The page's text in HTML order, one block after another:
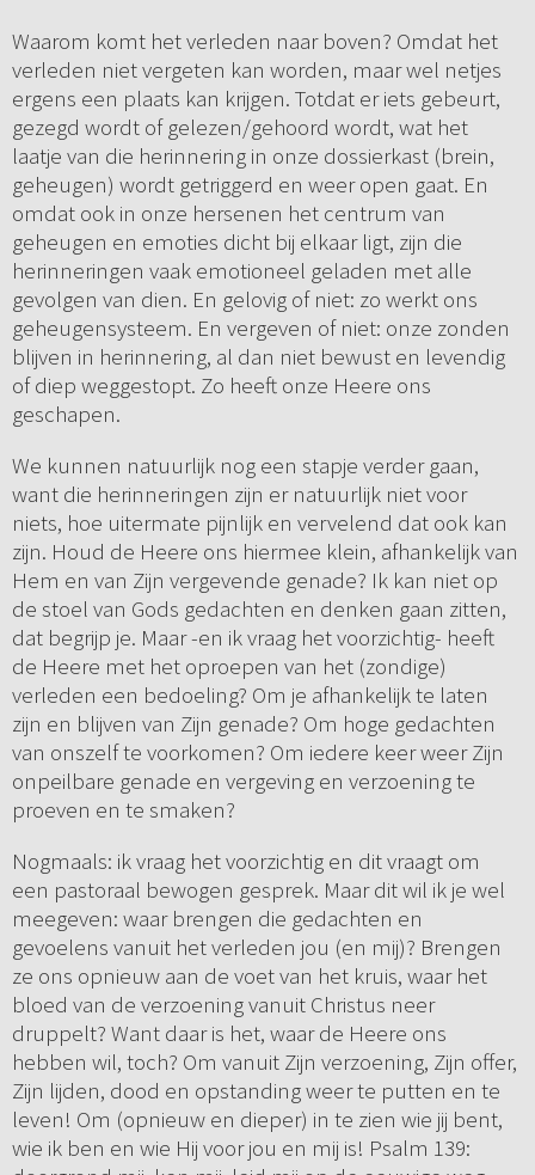
Waarom komt het verleden naar boven? Omdat het
verleden niet vergeten kan worden, maar wel netjes
ergens een plaats kan krijgen. Totdat er iets gebeurt,
gezegd wordt of gelezen/gehoord wordt, wat het
laatje van die herinnering in onze dossierkast (brein,
geheugen) wordt getriggerd en weer open gaat. En
omdat ook in onze hersenen het centrum van
geheugen en emoties dicht bij elkaar ligt, zijn die
herinneringen vaak emotioneel geladen met alle
gevolgen van dien. En gelovig of niet: zo werkt ons
geheugensysteem. En vergeven of niet: onze zonden
blijven in herinnering, al dan niet bewust en levendig
of diep weggestopt. Zo heeft onze Heere ons
geschapen.
We kunnen natuurlijk nog een stapje verder gaan,
want die herinneringen zijn er natuurlijk niet voor
niets, hoe uitermate pijnlijk en vervelend dat ook kan
zijn. Houd de Heere ons hiermee klein, afhankelijk van
Hem en van Zijn vergevende genade? Ik kan niet op
de stoel van Gods gedachten en denken gaan zitten,
dat begrijp je. Maar -en ik vraag het voorzichtig- heeft
de Heere met het oproepen van het (zondige)
verleden een bedoeling? Om je afhankelijk te laten
zijn en blijven van Zijn genade? Om hoge gedachten
van onszelf te voorkomen? Om iedere keer weer Zijn
onpeilbare genade en vergeving en verzoening te
proeven en te smaken?
Nogmaals: ik vraag het voorzichtig en dit vraagt om
een pastoraal bewogen gesprek. Maar dit wil ik je wel
meegeven: waar brengen die gedachten en
gevoelens vanuit het verleden jou (en mij)? Brengen
ze ons opnieuw aan de voet van het kruis, waar het
bloed van de verzoening vanuit Christus neer
druppelt? Want daar is het, waar de Heere ons
hebben wil, toch? Om vanuit Zijn verzoening, Zijn offer,
Zijn lijden, dood en opstanding weer te putten en te
leven! Om (opnieuw en dieper) in te zien wie jij bent,
wie ik ben en wie Hij voor jou en mij is! Psalm 139: